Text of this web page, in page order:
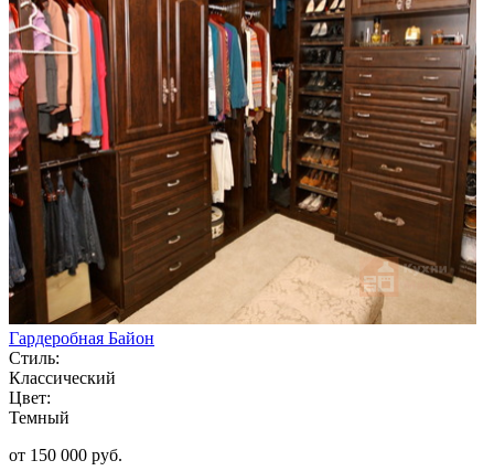
Гардеробная Байон
Стиль:
Классический
Цвет:
Темный
от 150 000 руб.